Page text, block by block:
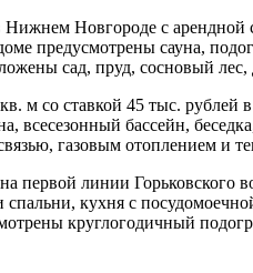
Новгороде с арендной
предусмотрены сауна,
сад, пруд, сосновый
м со ставкой 45 тыс.
всесезонный бассейн,
газовым отоплением и
первой линии
кухня с
круглогодичный